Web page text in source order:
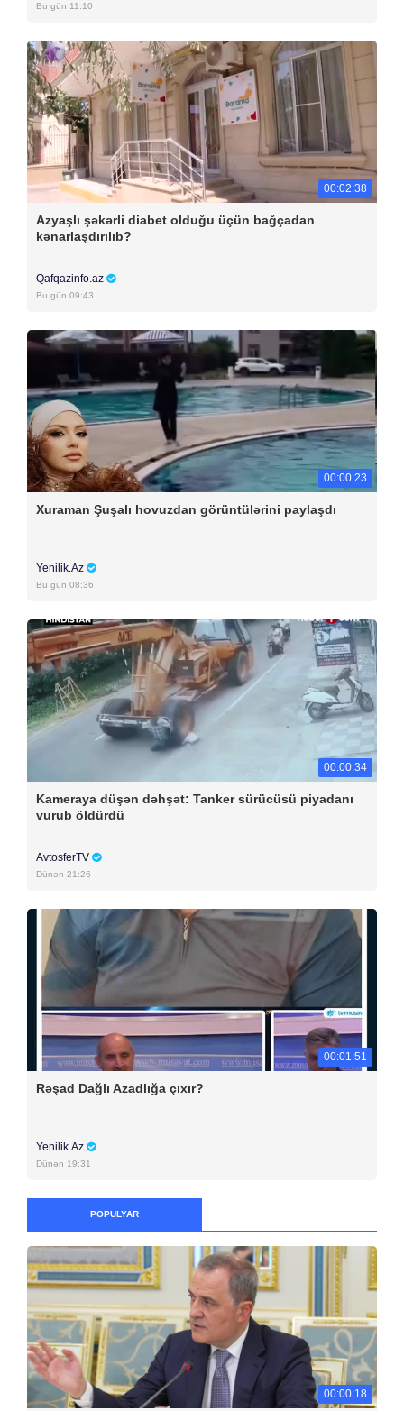
Bu gün 11:10
00:02:38
Azyaşlı şəkərli diabet olduğu üçün bağçadan
kənarlaşdırılıb?
Qafqazinfo.az
Bu gün 09:43
00:00:23
Xuraman Şuşalı hovuzdan görüntülərini paylaşdı
Yenilik.Az
Bu gün 08:36
00:00:34
Kameraya düşən dəhşət: Tanker sürücüsü piyadanı
vurub öldürdü
AvtosferTV
Dünən 21:26
00:01:51
Rəşad Dağlı Azadlığa çıxır?
Yenilik.Az
Dünən 19:31
POPULYAR
00:00:18